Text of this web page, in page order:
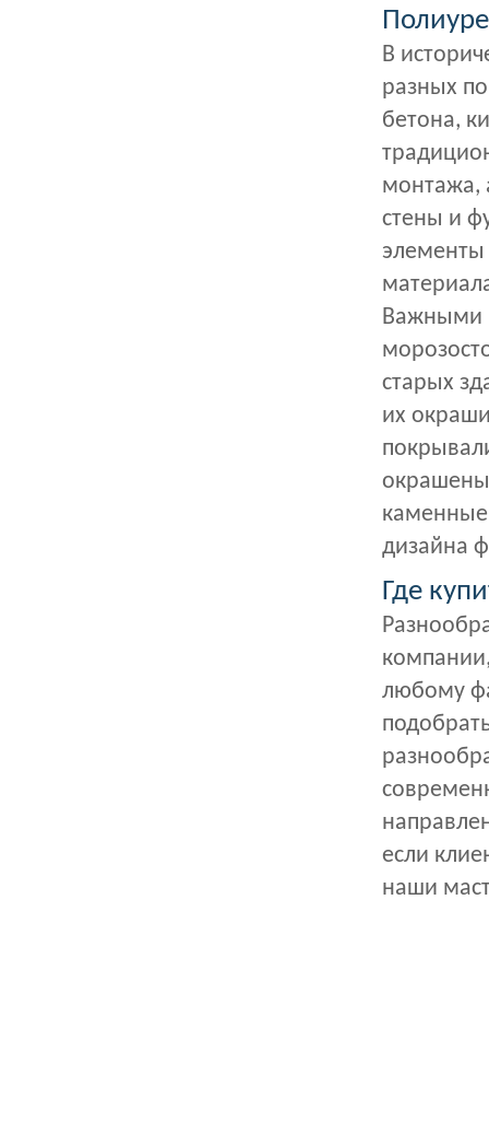
В
разных
бетона,
монтажа,
стены и
элементы
Важными
старых
их
дизайна
Где
любому
если
наши